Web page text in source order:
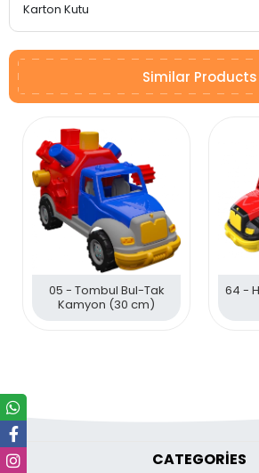
Karton Kutu
Similar Products
05 - Tombul Bul-Tak
Kamyon (30 cm)
64 -
CATEGORİES